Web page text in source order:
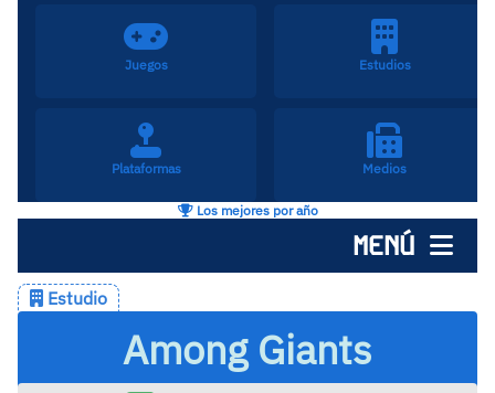
Juegos Estudios
Plataformas Medios
Los mejores por año
MENÚ
Estudio
Among Giants